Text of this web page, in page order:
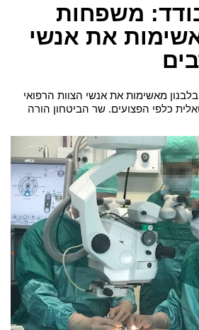
משפחות
את אנשי
מאשימות את אנשי הצוות הרפואי
כלפי הפצועים. שר הביטחון הורה